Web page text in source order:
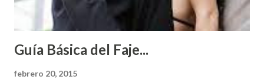
Guía Básica del Faje...
febrero 20, 2015